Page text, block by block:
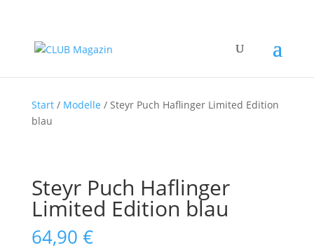
Start/ Modelle / Steyr Puch Haflinger Limited Edition
blau
Steyr Puch Haflinger
Limited Edition blau
64,90 €